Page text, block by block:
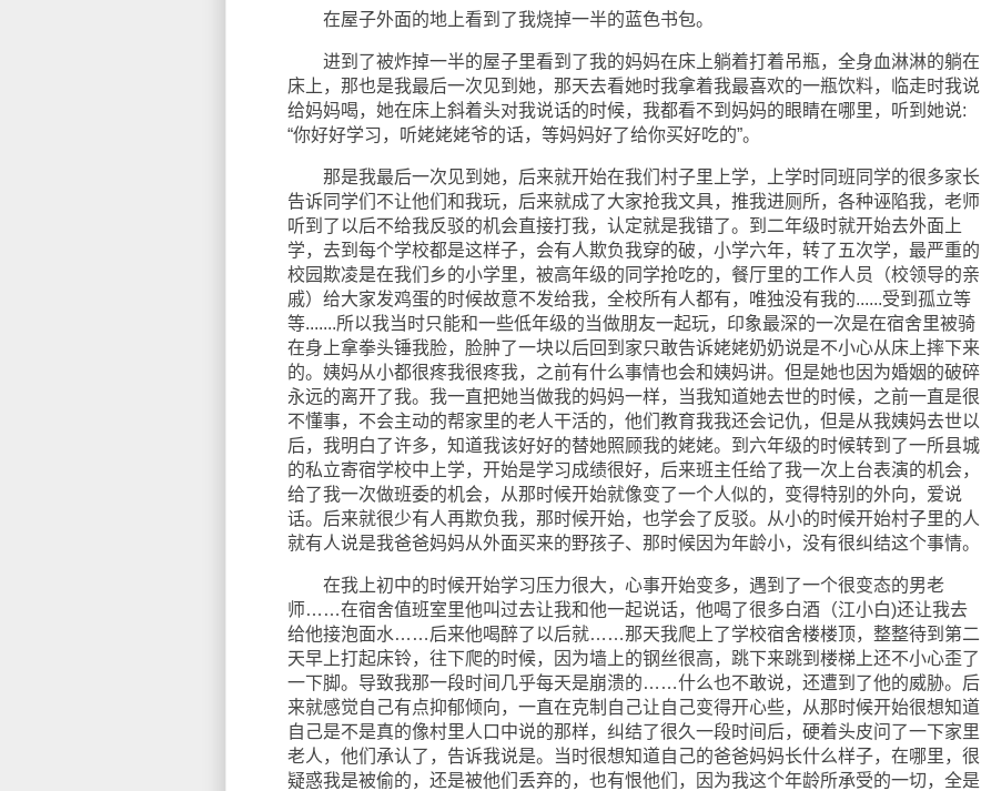
在屋子外面的地上看到了我烧掉一半的蓝色书包。
进到了被炸掉一半的屋子里看到了我的妈妈在床上躺着打着吊瓶，全身血淋淋的躺在
床上，那也是我最后一次见到她，那天去看她时我拿着我最喜欢的一瓶饮料，临走时我说
给妈妈喝，她在床上斜着头对我说话的时候，我都看不到妈妈的眼睛在哪里，听到她说:
“你好好学习，听姥姥姥爷的话，等妈妈好了给你买好吃的”。
那是我最后一次见到她，后来就开始在我们村子里上学，上学时同班同学的很多家长
告诉同学们不让他们和我玩，后来就成了大家抢我文具，推我进厕所，各种诬陷我，老师
听到了以后不给我反驳的机会直接打我，认定就是我错了。到二年级时就开始去外面上
学，去到每个学校都是这样子，会有人欺负我穿的破，小学六年，转了五次学，最严重的
校园欺凌是在我们乡的小学里，被高年级的同学抢吃的，餐厅里的工作人员（校领导的亲
戚）给大家发鸡蛋的时候故意不发给我，全校所有人都有，唯独没有我的......受到孤立等
等.......所以我当时只能和一些低年级的当做朋友一起玩，印象最深的一次是在宿舍里被骑
在身上拿拳头锤我脸，脸肿了一块以后回到家只敢告诉姥姥奶奶说是不小心从床上摔下来
的。姨妈从小都很疼我很疼我，之前有什么事情也会和姨妈讲。但是她也因为婚姻的破碎
永远的离开了我。我一直把她当做我的妈妈一样，当我知道她去世的时候，之前一直是很
不懂事，不会主动的帮家里的老人干活的，他们教育我我还会记仇，但是从我姨妈去世以
后，我明白了许多，知道我该好好的替她照顾我的姥姥。到六年级的时候转到了一所县城
的私立寄宿学校中上学，开始是学习成绩很好，后来班主任给了我一次上台表演的机会，
给了我一次做班委的机会，从那时候开始就像变了一个人似的，变得特别的外向，爱说
话。后来就很少有人再欺负我，那时候开始，也学会了反驳。从小的时候开始村子里的人
就有人说是我爸爸妈妈从外面买来的野孩子、那时候因为年龄小，没有很纠结这个事情。
在我上初中的时候开始学习压力很大，心事开始变多，遇到了一个很变态的男老
师……在宿舍值班室里他叫过去让我和他一起说话，他喝了很多白酒（江小白)还让我去
给他接泡面水……后来他喝醉了以后就……那天我爬上了学校宿舍楼楼顶，整整待到第二
天早上打起床铃，往下爬的时候，因为墙上的钢丝很高，跳下来跳到楼梯上还不小心歪了
一下脚。导致我那一段时间几乎每天是崩溃的……什么也不敢说，还遭到了他的威胁。后
来就感觉自己有点抑郁倾向，一直在克制自己让自己变得开心些，从那时候开始很想知道
自己是不是真的像村里人口中说的那样，纠结了很久一段时间后，硬着头皮问了一下家里
老人，他们承认了，告诉我说是。当时很想知道自己的爸爸妈妈长什么样子，在哪里，很
疑惑我是被偷的，还是被他们丢弃的，也有恨他们，因为我这个年龄所承受的一切，全是